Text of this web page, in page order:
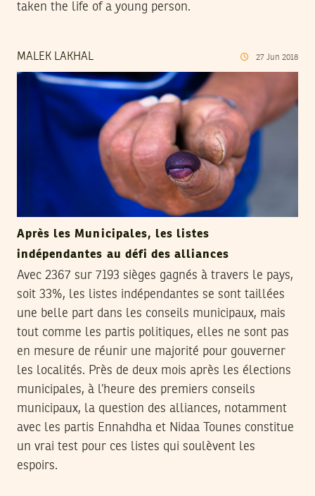
taken the life of a young person.
MALEK LAKHAL 27 Jun 2018
Après les Municipales, les listes
indépendantes au défi des alliances
Avec 2367 sur 7193 sièges gagnés à travers le pays,
soit 33%, les listes indépendantes se sont taillées
une belle part dans les conseils municipaux, mais
tout comme les partis politiques, elles ne sont pas
en mesure de réunir une majorité pour gouverner
les localités. Près de deux mois après les élections
municipales, à l’heure des premiers conseils
municipaux, la question des alliances, notamment
avec les partis Ennahdha et Nidaa Tounes constitue
un vrai test pour ces listes qui soulèvent les
espoirs.